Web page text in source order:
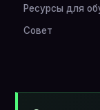
Ресурсы для
Совет